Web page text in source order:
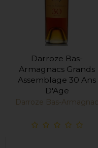
Darroze Bas-
Armagnacs Grands
Assemblage 30 Ans
D'Age
Darroze Bas-Armagnac